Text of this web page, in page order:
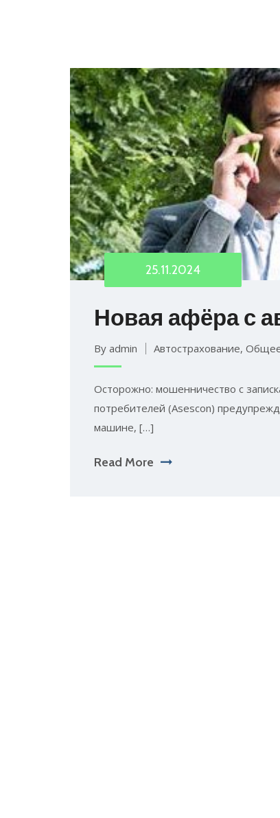
25.11.2024
Новая афёра с
By admin Автострахование,
Осторожно: мошенничество с
потребителей (Asescon)
машине, […]
Read More